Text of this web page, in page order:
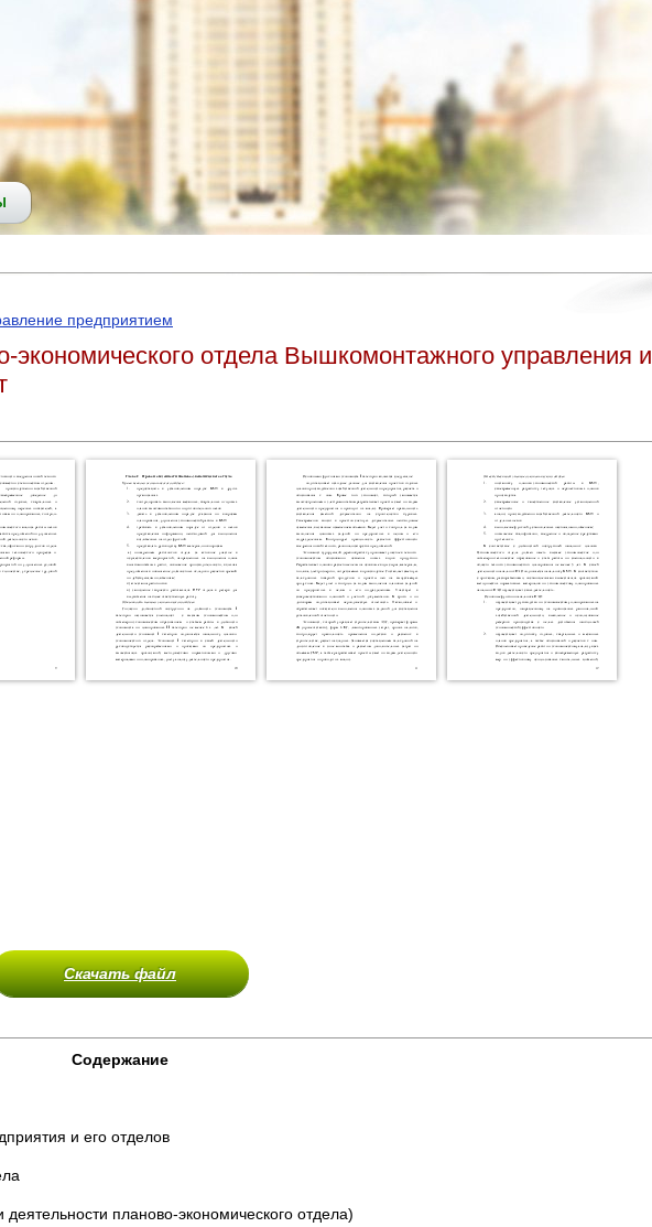
предприятием
экономического отдела Вышкомонтажного управления и
Скачать файл
Содержание
и его отделов
планово-экономического отдела)